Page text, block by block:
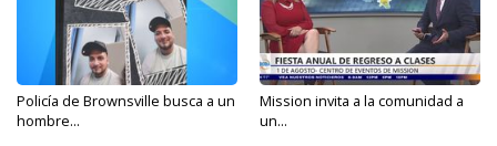
Policía de Brownsville busca a un
hombre...
Mission invita a la comunidad a
un...